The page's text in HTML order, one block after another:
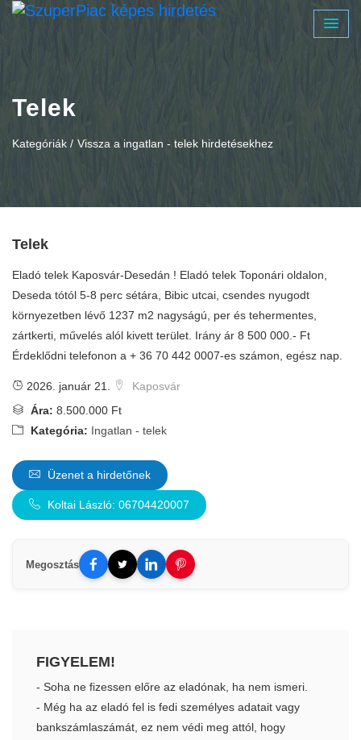
Telek
Kategóriák / Vissza a ingatlan - telek hirdetésekhez
Telek
Eladó telek Kaposvár-Desedán ! Eladó telek Toponári oldalon,
Deseda tótól 5-8 perc sétára, Bibic utcai, csendes nyugodt
környezetben lévő 1237 m2 nagyságú, per és tehermentes,
zártkerti, művelés alól kivett terület. Irány ár 8 500 000.- Ft
Érdeklődni telefonon a + 36 70 442 0007-es számon, egész nap.
2026. január 21.
Kaposvár
Ára: 8.500.000 Ft
Kategória: Ingatlan - telek
Üzenet a hirdetőnek
Koltai László: 06704420007
Megosztás
FIGYELEM!
- Soha ne fizessen előre az eladónak, ha nem ismeri.
- Még ha az eladó fel is fedi személyes adatait vagy
bankszámlaszámát, ez nem védi meg attól, hogy